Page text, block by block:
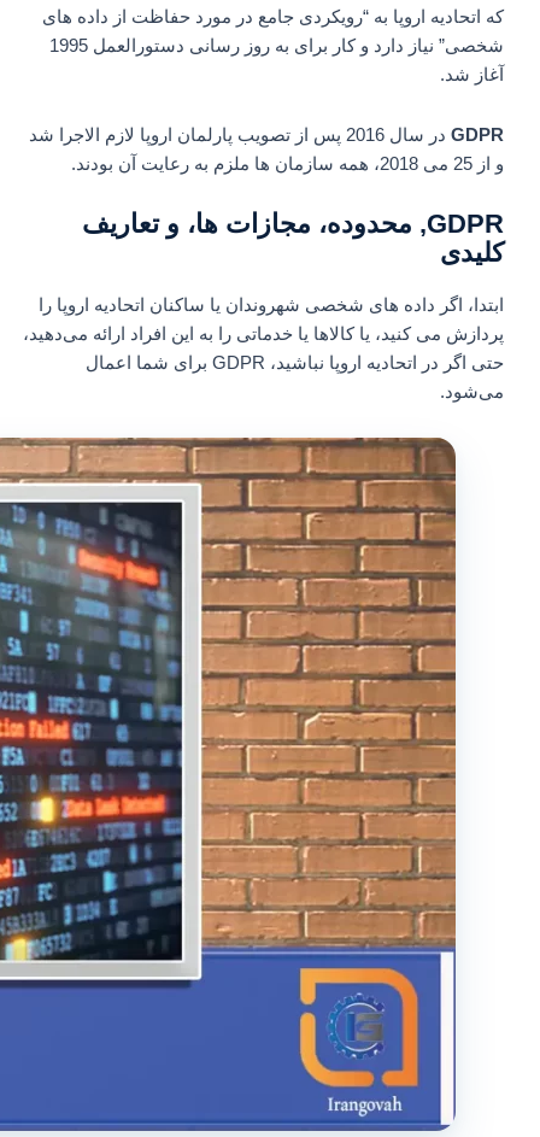
که اتحادیه اروپا به “رویکردی جامع در مورد حفاظت از داده های
شخصی” نیاز دارد و کار برای به روز رسانی دستورالعمل 1995
آغاز شد.
GDPR
در سال 2016 پس از تصویب پارلمان اروپا لازم الاجرا شد
و از 25 می 2018، همه سازمان ها ملزم به رعایت آن بودند.
GDPR, محدوده، مجازات ها، و تعاریف
کلیدی
ابتدا، اگر داده‌ های شخصی شهروندان یا ساکنان اتحادیه اروپا را
پردازش می‌ کنید، یا کالاها یا خدماتی را به این افراد ارائه می‌دهید،
حتی اگر در اتحادیه اروپا نباشید، GDPR برای شما اعمال
می‌شود.